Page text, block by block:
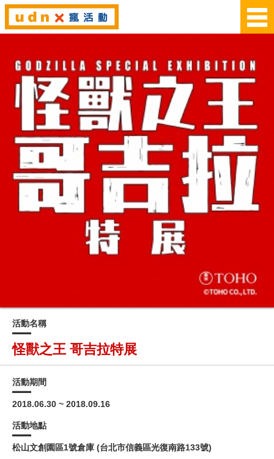
活動名稱
怪獸之王 哥吉拉特展
活動期間
2018.06.30 ~ 2018.09.16
活動地點
松山文創園區1號倉庫 (台北市信義區光復南路133號)